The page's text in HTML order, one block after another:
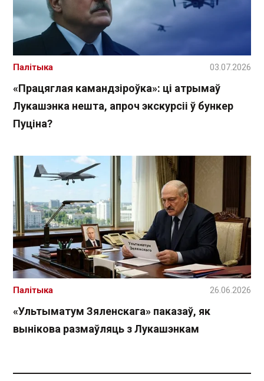
«Працяглая камандзіроўка»: ці атрымаў
Лукашэнка нешта, апроч экскурсіі ў бункер
Пуціна?
Палітыка 03.07.2026
«Ультыматум Зяленскага» паказаў, як
вынікова размаўляць з Лукашэнкам
Палітыка 26.06.2026